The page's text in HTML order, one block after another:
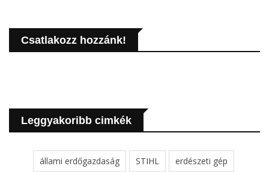
Csatlakozz hozzánk!
Leggyakoribb cimkék
állami erdőgazdaság STIHL erdészeti gép